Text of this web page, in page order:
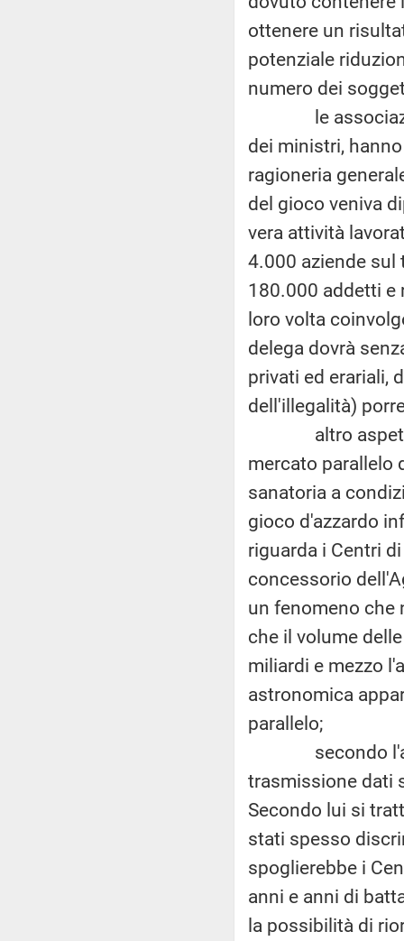
ottenere un
potenziale
numero dei
le associazioni
dei ministri,
ragioneria
del gioco veniva
vera attività
4.000 aziende
180.000 addetti e
loro volta
delega dovrà
privati ed erariali,
dell'illegalità)
altro aspetto
mercato parallelo
sanatoria a
gioco d'azzardo
riguarda i Centri
concessorio
un fenomeno che
che il volume
miliardi e mezzo
astronomica
parallelo;
secondo
trasmissione dati
Secondo lui si
stati spesso
spoglierebbe i
anni e anni di
la possibilità di